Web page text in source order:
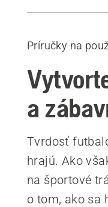
Sprievodca
Informácie o
Výrobky
Príručky na
a
Tvrdosť
hrajú. Ako
na športové
o tom, ako sa